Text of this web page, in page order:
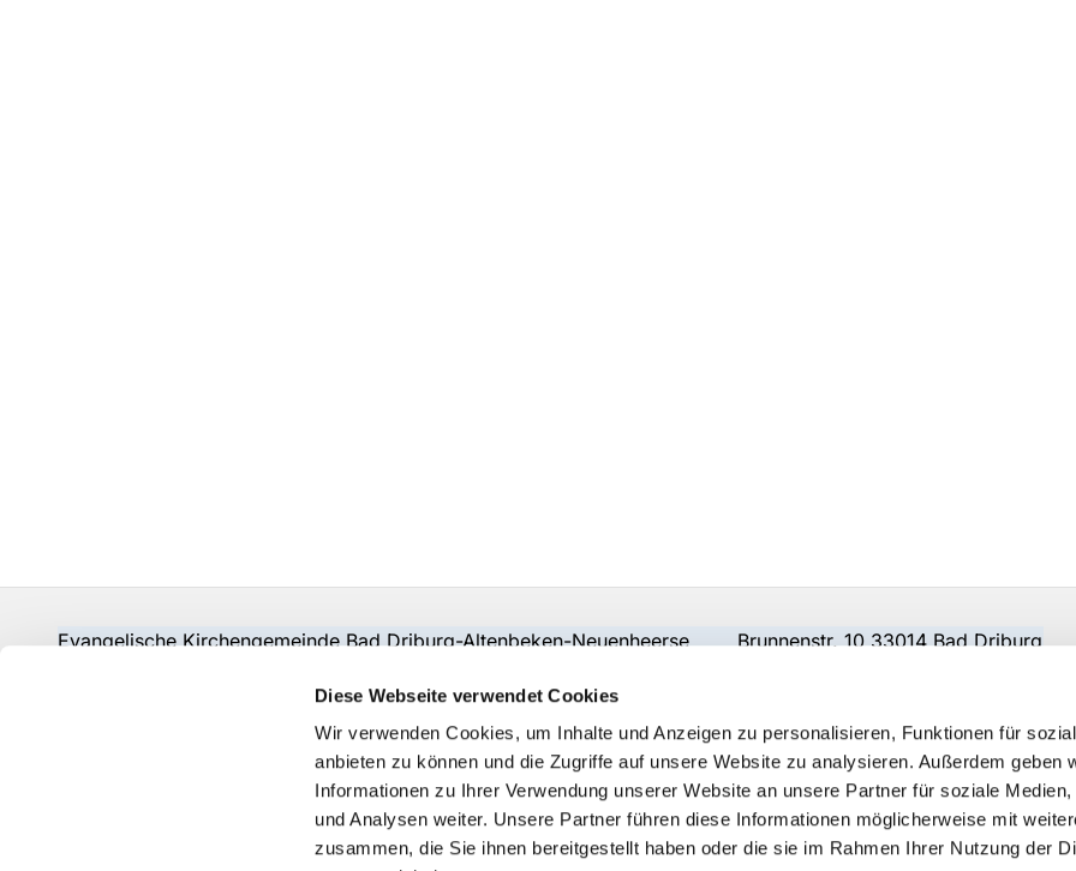
Diese Webseite verwendet Cookies
Wir verwenden Cookies, um Inhalte und Anzeigen zu personalisieren, Funktionen für
anbieten zu können und die Zugriffe auf unsere Website zu analysieren. Außerdem geben
Informationen zu Ihrer Verwendung unserer Website an unsere Partner für soziale Medien,
und Analysen weiter. Unsere Partner führen diese Informationen möglicherweise mit
zusammen, die Sie ihnen bereitgestellt haben oder die sie im Rahmen Ihrer Nutzung der
Evangelische Kirchengemeinde Bad Driburg-Altenbeken-Neuenheerse Brunnenstr. 10 33014 Bad Driburg